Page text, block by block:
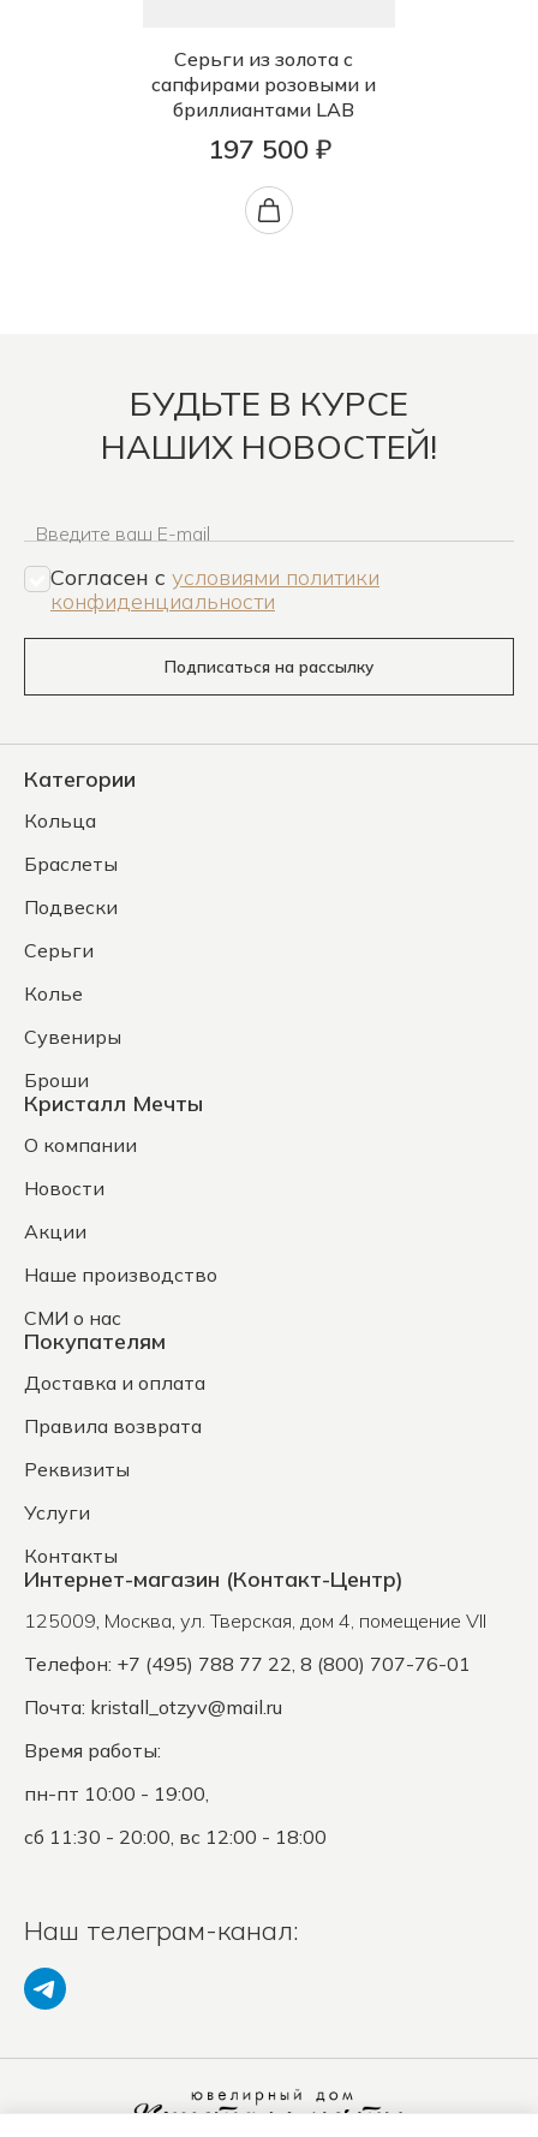
Серьги из золота с
сапфирами розовыми и
бриллиантами LAB
197 500 ₽
БУДЬТЕ В КУРСЕ
НАШИХ НОВОСТЕЙ!
Введите ваш E-mail
Согласен c условиями политики
конфиденциальности
Подписаться на рассылку
Категории
Кольца
Браслеты
Подвески
Серьги
Колье
Сувениры
Броши
Кристалл Мечты
О компании
Новости
Акции
Наше производство
СМИ о нас
Покупателям
Доставка и оплата
Правила возврата
Реквизиты
Услуги
Контакты
Интернет-магазин (Контакт-Центр)
125009, Москва, ул. Тверская, дом 4, помещение VII
Телефон: +7 (495) 788 77 22, 8 (800) 707-76-01
Почта: kristall_otzyv@mail.ru
Время работы:
пн-пт 10:00 - 19:00,
сб 11:30 - 20:00, вс 12:00 - 18:00
Наш телеграм-канал: